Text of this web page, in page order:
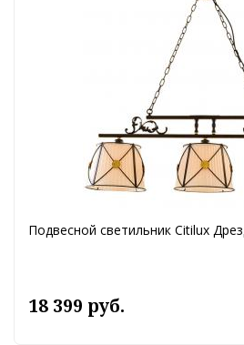
Подвесной светильник Citilux
18 399 руб.